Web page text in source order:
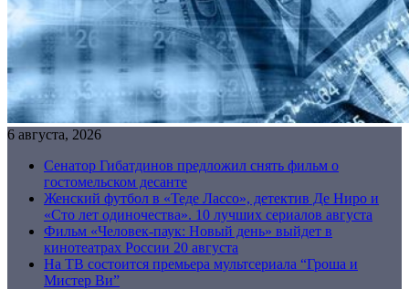
6 августа, 2026
Сенатор Гибатдинов предложил снять фильм о
гостомельском десанте
Женский футбол в «Теде Лассо», детектив Де Ниро и
«Сто лет одиночества». 10 лучших сериалов августа
Фильм «Человек-паук: Новый день» выйдет в
кинотеатрах России 20 августа
На ТВ состоится премьера мультсериала “Гроша и
Мистер Ви”